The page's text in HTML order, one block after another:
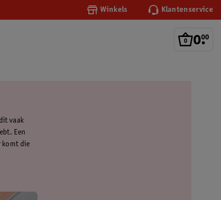
Winkels Klantenservice
0.
00
vaak
Een
komt die